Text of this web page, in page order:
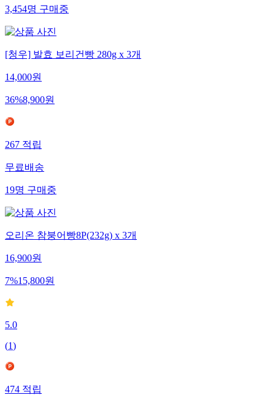
3,454명구매중
[청우] 발효 보리건빵 280g x 3개
14,000원
36%8,900원
267적립
무료배송
19명구매중
오리온 참붕어빵8P(232g) x 3개
16,900원
7%15,800원
5.0
(1)
474적립